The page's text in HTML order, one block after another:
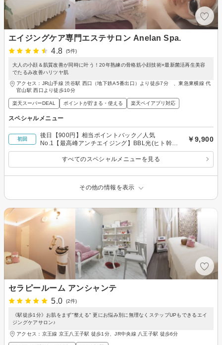
エイジングケア専門エステサロン Anelan Spa.
4.8
(5件)
大人の小顔＆肌質改善が同時に叶う！20年熟練の骨格筋小顔技術×最新菌活再生美容
でたるみ改善ハリツヤ肌
アクセス：JR山手線 渋谷駅 西口（地下鉄A5番出口）より徒歩7分 、東急東横線 代
官山駅 西口より徒歩10分
楽天スーパーDEAL ポイントが貯まる・使える 楽天ペイアプリ対応
スペシャルメニュー
初回
後日【900円】相当ポイントバック／人気
No.1【最高峰アンチエイジング】BBL光(ヒト幹細
胞W洗顔＋パック付)20900円→9900円
￥9,900
すべてのスペシャルメニューを見る
その他の情報を表示
セラピールーム アンシャンテ
5.0
(2件)
《駅徒歩1分》お肌をまず"整える" 更にお悩み別に無理なくステップUPもできるエイ
ジングケアサロン♪
アクセス：京王線 京王八王子駅 徒歩1分、JR中央線 八王子駅 徒歩6分